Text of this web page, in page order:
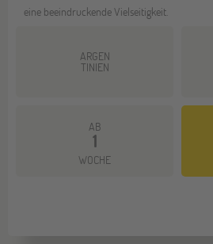
eine beeindruckende Vielseitigkeit.
ARGEN
TINIEN
AB
1
WOCHE